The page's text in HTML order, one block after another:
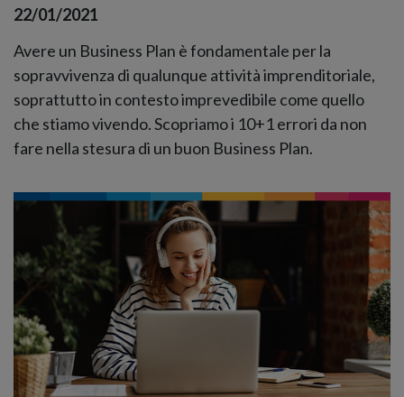
22/01/2021
Avere un Business Plan è fondamentale per la
sopravvivenza di qualunque attività imprenditoriale,
soprattutto in contesto imprevedibile come quello
che stiamo vivendo. Scopriamo i 10+1 errori da non
fare nella stesura di un buon Business Plan.